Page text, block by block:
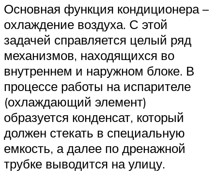
Основная функция кондиционера –
охлаждение воздуха. С этой
задачей справляется целый ряд
механизмов, находящихся во
внутреннем и наружном блоке. В
процессе работы на испарителе
(охлаждающий элемент)
образуется конденсат, который
должен стекать в специальную
емкость, а далее по дренажной
трубке выводится на улицу.